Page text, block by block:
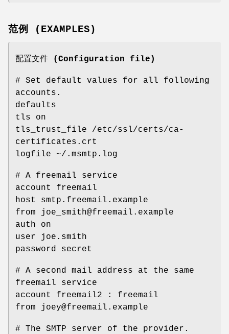
范例 (EXAMPLES)
配置文件 (Configuration file)
# Set default values for all following
accounts.
defaults
tls on
tls_trust_file /etc/ssl/certs/ca-
certificates.crt
logfile ~/.msmtp.log
# A freemail service
account freemail
host smtp.freemail.example
from joe_smith@freemail.example
auth on
user joe.smith
password secret
# A second mail address at the same
freemail service
account freemail2 : freemail
from joey@freemail.example
# The SMTP server of the provider.